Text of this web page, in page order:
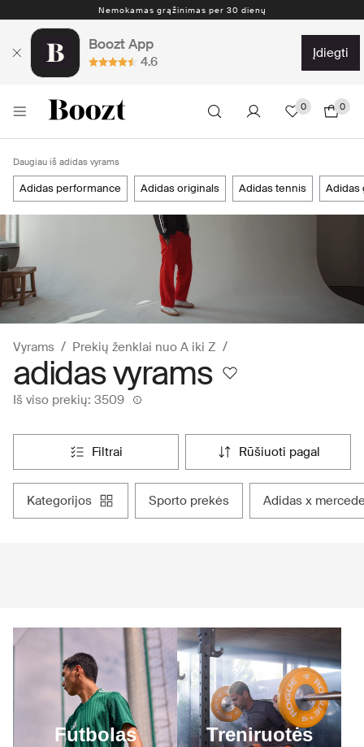
Nemokamas grąžinimas per 30 dienų
Boozt App
4.6
įdiegti
0 0
Daugiau iš adidas vyrams
adidas performance adidas originals adidas tennis
Vyrams Prekių ženklai nuo A iki Z
adidas vyrams
Iš viso prekių: 3509
filtrai rūšiuoti pagal
kategorijos sporto prekės adidas x
Futbolas Treniruotės